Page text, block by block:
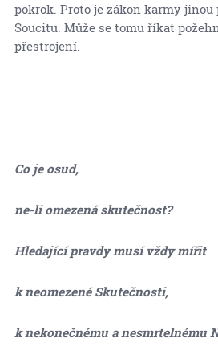
pokrok. Proto je zákon karmy jinou
Soucitu. Může se tomu říkat
přestrojení.
Co je osud,
ne-li omezená skutečnost?
Hledající pravdy musí vždy mířit
k neomezené Skutečnosti,
k nekonečnému a nesmrtelnému